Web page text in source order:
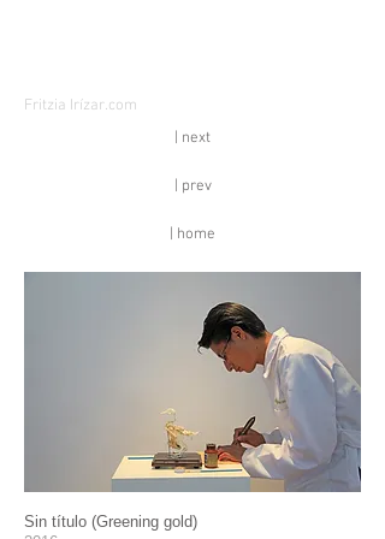
Fritzia Irízar.com
| next
| prev
| home
Sin título (Greening gold)